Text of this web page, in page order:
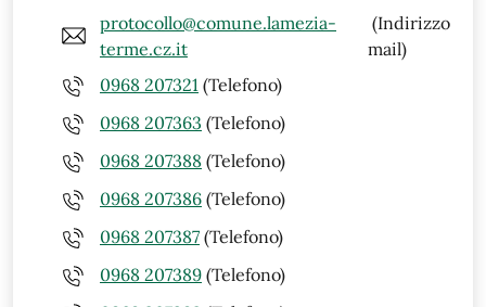
protocollo@comune.lamezia-
terme.cz.it
(Indirizzo
mail)
0968 207321 (Telefono)
0968 207363 (Telefono)
0968 207388 (Telefono)
0968 207386 (Telefono)
0968 207387 (Telefono)
0968 207389 (Telefono)